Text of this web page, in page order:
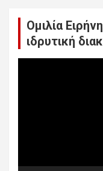
Ομιλία
ιδρυτική